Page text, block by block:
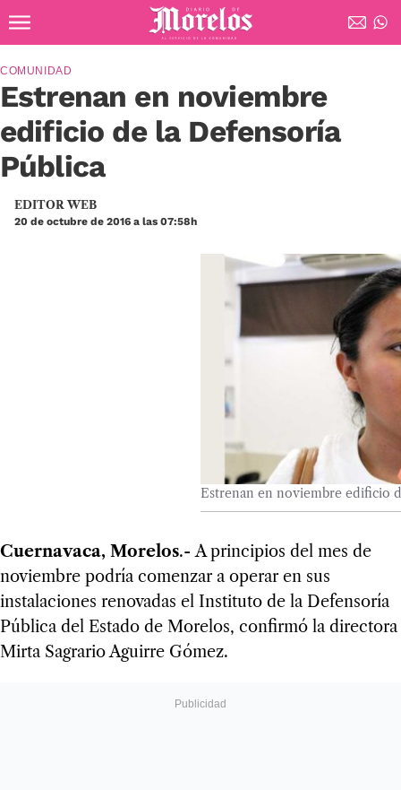
Diario de Morelos
Estrenan en noviembre
edificio de la Defensoría
Pública
COMUNIDAD
EDITOR WEB
20 de octubre de 2016 a las 07:58h
Estrenan en noviembre edificio
Cuernavaca, Morelos.- A principios del mes de
noviembre podría comenzar a operar en sus
instalaciones renovadas el Instituto de la Defensoría
Pública del Estado de Morelos, confirmó la directora
Mirta Sagrario Aguirre Gómez.